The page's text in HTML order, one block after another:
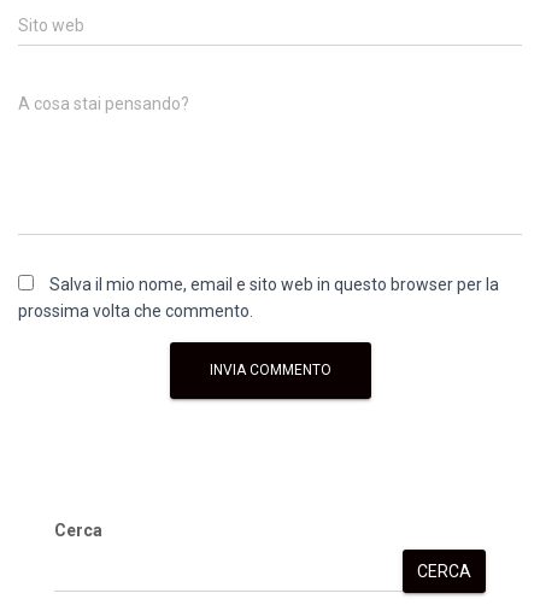
Sito web
A cosa stai pensando?
Salva il mio nome, email e sito web in questo browser per la
prossima volta che commento.
Cerca
CERCA